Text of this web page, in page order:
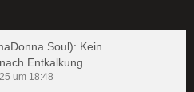
Soul): Kein
Entkalkung
um 18:48